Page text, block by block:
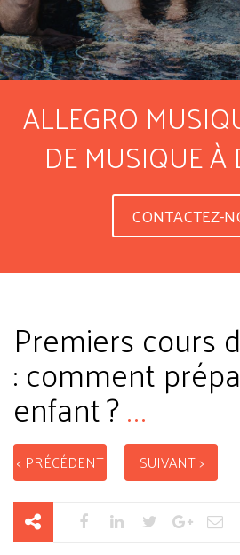
ALLEGRO
DE MUSIQUE À
CONTACTEZ-
Premiers cours
: comment
enfant ?...
< PRÉCÉDENT SUIVANT >